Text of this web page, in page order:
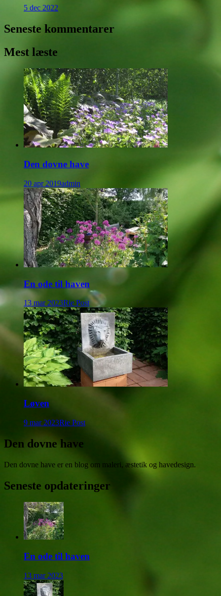
5 dec 2022
Seneste kommentarer
Mest læste
Den dovne have
20 apr 2019admin
En ode til haven
13 mar 2023Rie Post
Løven
9 mar 2023Rie Post
Den dovne have
Den dovne have er en blog om maleri, æstetik og havedesign.
Seneste opdateringer
En ode til haven
13 mar 2023